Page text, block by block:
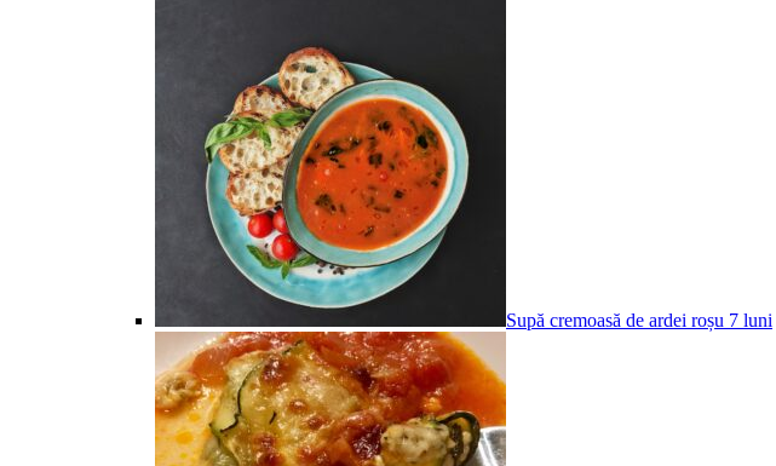
Supă cremoasă de ardei roșu 7 luni